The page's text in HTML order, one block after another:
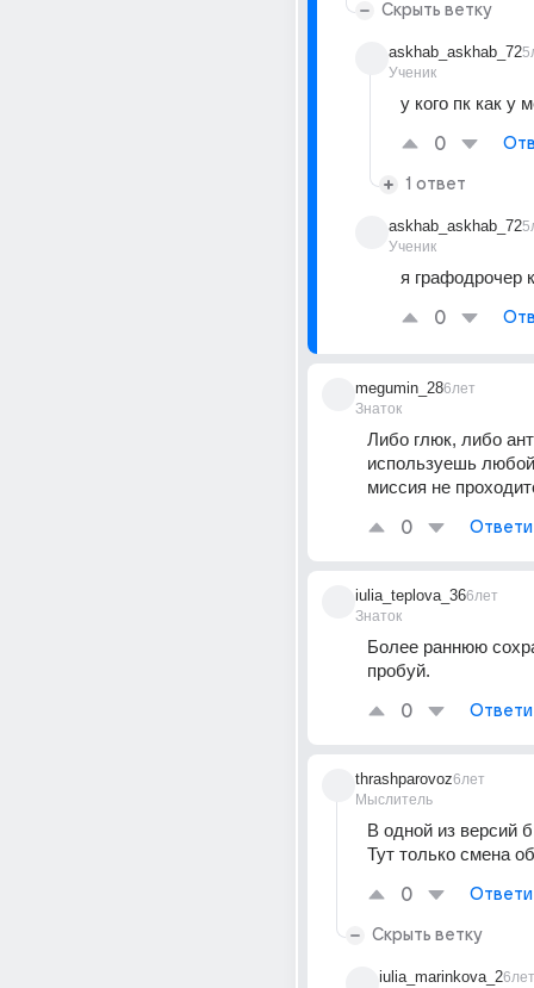
Скрыть ветку
askhab_askhab_72
Ученик
у кого пк как у
0
1 ответ
askhab_askhab_72
Ученик
я графодрочер
0
megumin_28
Знаток
6лет
Либо глюк, либо
используешь
миссия не
0
iulia_teplova_36
Знаток
6лет
Более раннюю
пробуй.
0
thrashparovoz
Мыслитель
6лет
В одной из версий
Тут только смена
0
Скрыть ветку
iulia_marinkova_26лет